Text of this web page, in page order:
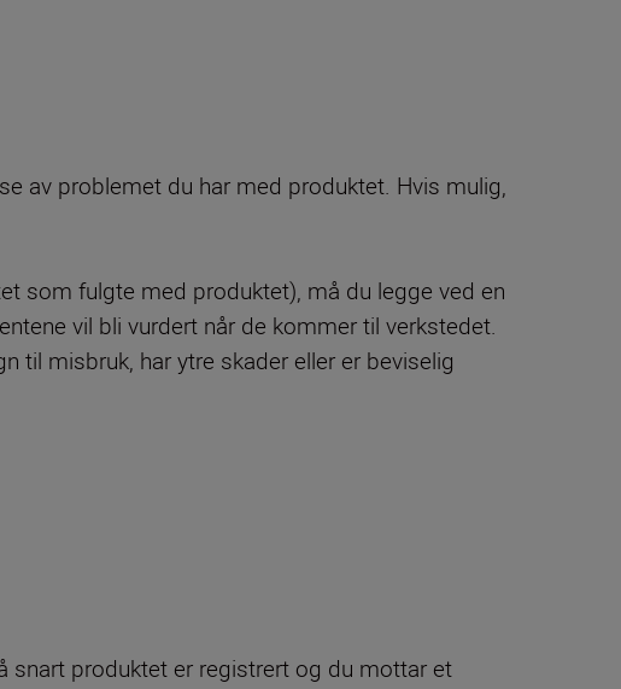
av problemet du har med produktet. Hvis mulig,
som fulgte med produktet), må du legge ved en
vil bli vurdert når de kommer til verkstedet.
til misbruk, har ytre skader eller er beviselig
snart produktet er registrert og du mottar et